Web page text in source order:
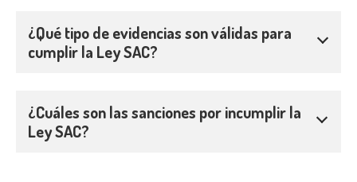
¿Qué tipo de evidencias son válidas para
cumplir la Ley SAC?
¿Cuáles son las sanciones por incumplir la
Ley SAC?